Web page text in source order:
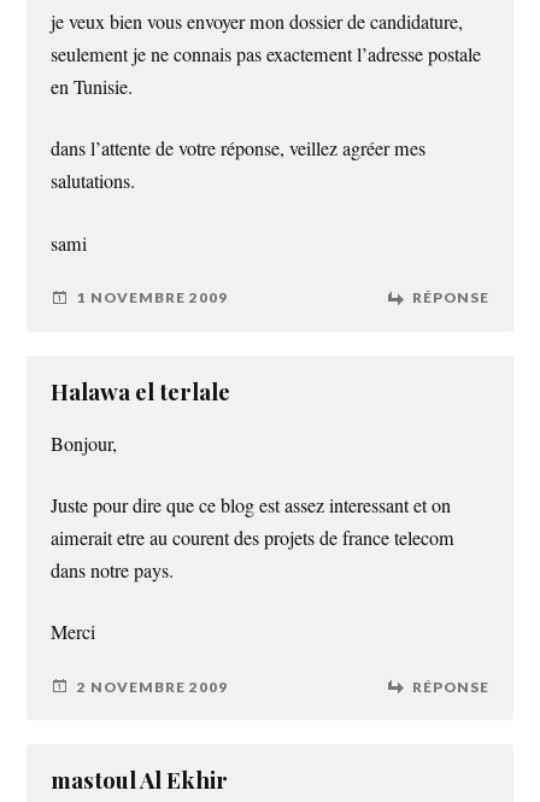
je veux bien vous envoyer mon dossier de candidature,
seulement je ne connais pas exactement l’adresse postale
en Tunisie.
dans l’attente de votre réponse, veillez agréer mes
salutations.
sami
1 NOVEMBRE 2009 RÉPONSE
Halawa el terlale
Bonjour,
Juste pour dire que ce blog est assez interessant et on
aimerait etre au courent des projets de france telecom
dans notre pays.
Merci
2 NOVEMBRE 2009 RÉPONSE
mastoul Al Ekhir